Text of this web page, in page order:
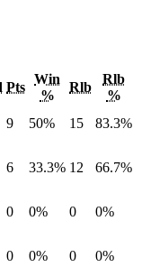
Pts
Win
%
Rlb
Rlb
%
9 50% 15 83.3%
6 33.3% 12 66.7%
0 0% 0 0%
0 0% 0 0%